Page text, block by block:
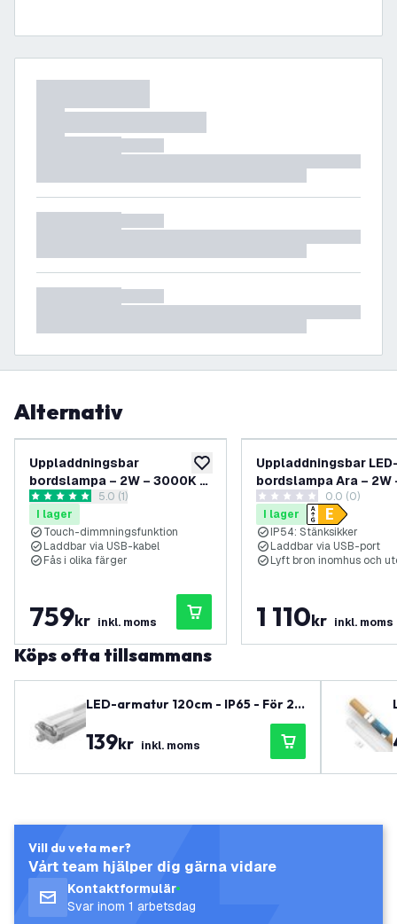
Alternativ
lägg till i önskelistan
Uppladdningsbar
bordslampa – 2W – 3000K –
IP54 – Dimbar med touch
öppna recensionspanel
5 stjärnbetyg 5.0 (1)
I lager
Touch-dimmningsfunktion
Laddbar via USB-kabel
Fås i olika färger
759kr inkl. moms
Uppladdningsbar
bordslampa Ara – 2W
3000K – IP54 – 240
Svart
0 stjärnbetyg0.0 (0)
I lager
IP54: Stänksikker
Laddbar via USB-port
Lyft bron inomhus och
1 110kr inkl. moms
Köps ofta tillsammans
LED-armatur 120cm - IP65 - För 2x
LED-lysör - Rostfria clips - 2 års ga
ranti
139kr inkl. moms
Vill du veta mer?
Vårt team hjälper dig gärna vidare
Kontaktformulär
Svar inom 1 arbetsdag